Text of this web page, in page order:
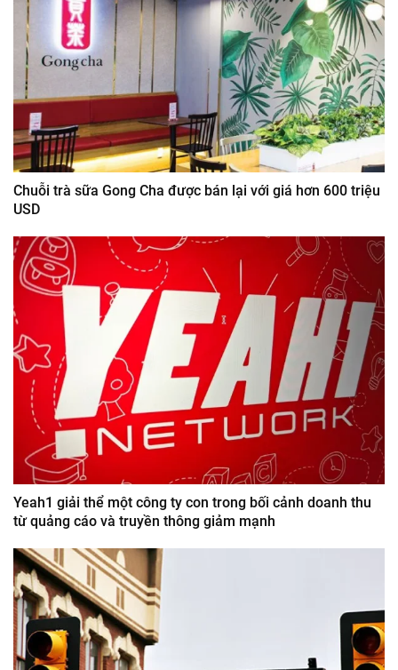
Chuỗi trà sữa Gong Cha được bán lại với giá hơn 600 triệu
USD
Yeah1 giải thể một công ty con trong bối cảnh doanh thu
từ quảng cáo và truyền thông giảm mạnh